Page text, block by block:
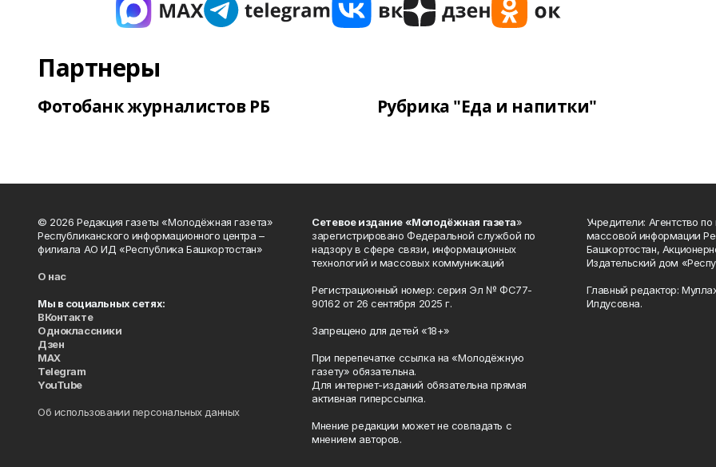
Партнеры
Фотобанк журналистов РБ Рубрика "Еда и напитки"
© 2026 Редакция газеты «Молодёжная газета»
Республиканского информационного центра –
филиала АО ИД «Республика Башкортостан»
О нас
Мы в социальных сетях:
ВКонтакте
Одноклассники
Дзен
MAX
Telegram
YouTube
Об использовании персональных данных
Сетевое издание «Молодёжная газета»
зарегистрировано Федеральной службой по
надзору в сфере связи, информационных
технологий и массовых коммуникаций
Регистрационный номер: серия Эл № ФС77-
90162 от 26 сентября 2025 г.
Запрещено для детей «18+»
При перепечатке ссылка на «Молодёжную
газету» обязательна.
Для интернет-изданий обязательна прямая
активная гиперссылка.
Мнение редакции может не совпадать с
мнением авторов.
Учредители: Агентство
массовой информации
Башкортостан,
Издательский дом
Главный редактор:
Илдусовна.